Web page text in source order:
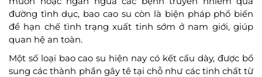
đường tình dục, bao cao su còn là biện pháp phổ biến
để hạn chế tình trạng xuất tinh sớm ở nam giới, giúp
quan hệ an toàn.
Một số loại bao cao su hiện nay có kết cấu dày, được bổ
sung các thành phần gây tê tại chỗ như các tinh chất từ